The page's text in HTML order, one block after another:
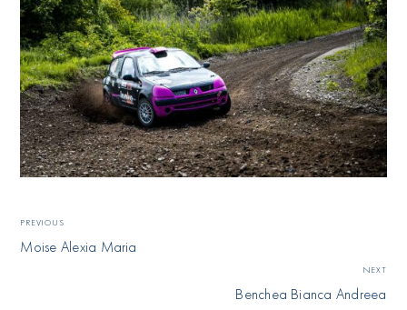
PREVIOUS
Moise Alexia Maria
NEXT
Benchea Bianca Andreea